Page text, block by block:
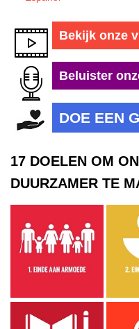
Bekijk onze
Beluister
DOE EEN
17 DOELEN OM
DUURZAMER TE